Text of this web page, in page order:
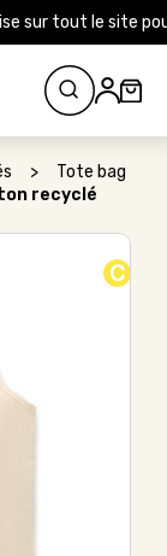
sur tout le site
>
Tote bag
recyclé
C